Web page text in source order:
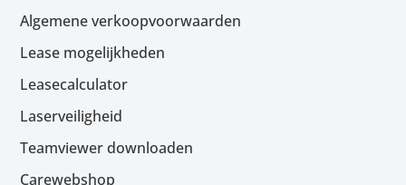
Algemene verkoopvoorwaarden
Lease mogelijkheden
Leasecalculator
Laserveiligheid
Teamviewer downloaden
Carewebshop